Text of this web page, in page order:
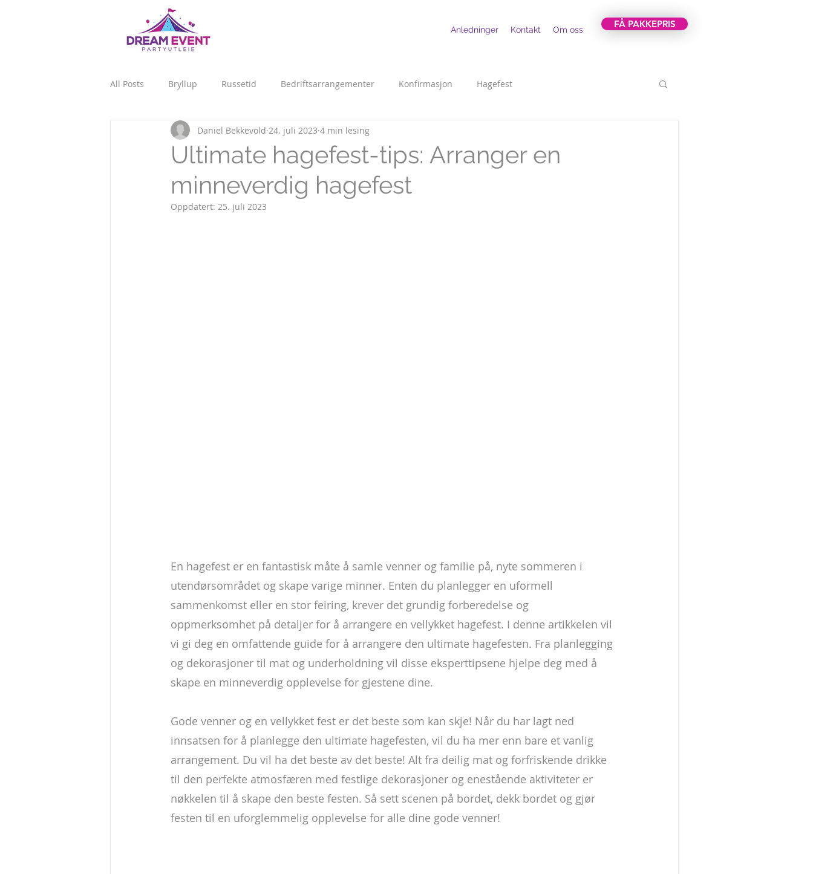
Anledninger Kontakt Om oss FÅ PAKKEPRIS
All Posts Bryllup Russetid Bedriftsarrangementer Konfirmasjon Hagefest
Ultimate hagefest-tips: Arranger en
minneverdig hagefest
Daniel Bekkevold 24. juli 2023 4 min lesing
Oppdatert: 25. juli 2023
En hagefest er en fantastisk måte å samle venner og familie på, nyte sommeren i
utendørsområdet og skape varige minner. Enten du planlegger en uformell
sammenkomst eller en stor feiring, krever det grundig forberedelse og
oppmerksomhet på detaljer for å arrangere en vellykket hagefest. I denne artikkelen vil
vi gi deg en omfattende guide for å arrangere den ultimate hagefesten. Fra planlegging
og dekorasjoner til mat og underholdning vil disse eksperttipsene hjelpe deg med å
skape en minneverdig opplevelse for gjestene dine.
Gode venner og en vellykket fest er det beste som kan skje! Når du har lagt ned
innsatsen for å planlegge den ultimate hagefesten, vil du ha mer enn bare et vanlig
arrangement. Du vil ha det beste av det beste! Alt fra deilig mat og forfriskende drikke
til den perfekte atmosfæren med festlige dekorasjoner og enestående aktiviteter er
nøkkelen til å skape den beste festen. Så sett scenen på bordet, dekk bordet og gjør
festen til en uforglemmelig opplevelse for alle dine gode venner!